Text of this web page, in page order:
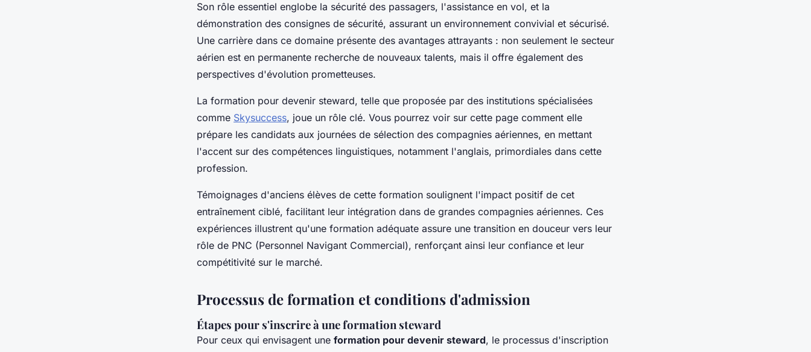
Son rôle essentiel englobe la sécurité des passagers, l'assistance en vol, et la
démonstration des consignes de sécurité, assurant un environnement convivial et sécurisé.
Une carrière dans ce domaine présente des avantages attrayants : non seulement le secteur
aérien est en permanente recherche de nouveaux talents, mais il offre également des
perspectives d'évolution prometteuses.
La formation pour devenir steward, telle que proposée par des institutions spécialisées
comme Skysuccess, joue un rôle clé. Vous pourrez voir sur cette page comment elle
prépare les candidats aux journées de sélection des compagnies aériennes, en mettant
l'accent sur des compétences linguistiques, notamment l'anglais, primordiales dans cette
profession.
Témoignages d'anciens élèves de cette formation soulignent l'impact positif de cet
entraînement ciblé, facilitant leur intégration dans de grandes compagnies aériennes. Ces
expériences illustrent qu'une formation adéquate assure une transition en douceur vers leur
rôle de PNC (Personnel Navigant Commercial), renforçant ainsi leur confiance et leur
compétitivité sur le marché.
Processus de formation et conditions d'admission
Étapes pour s'inscrire à une formation steward
Pour ceux qui envisagent une formation pour devenir steward, le processus d'inscription